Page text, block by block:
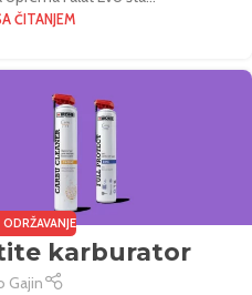
ČITANJEM
ODRŽAVANJE
karburator
Gajin